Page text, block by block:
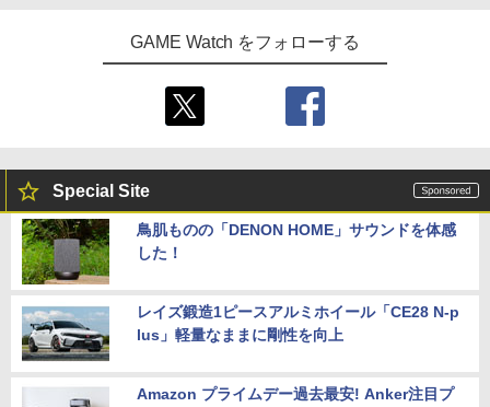
GAME Watch をフォローする
Special Site
鳥肌ものの「DENON HOME」サウンドを体感
した！
レイズ鍛造1ピースアルミホイール「CE28 N-p
lus」軽量なままに剛性を向上
Amazon プライムデー過去最安! Anker注目プ